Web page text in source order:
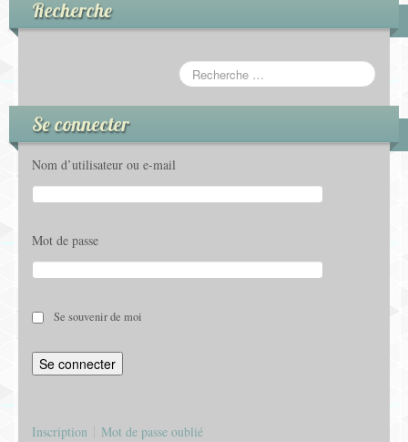
Recherche
Se connecter
Nom d’utilisateur ou e-mail
Mot de passe
Se souvenir de moi
Inscription Mot de passe oublié